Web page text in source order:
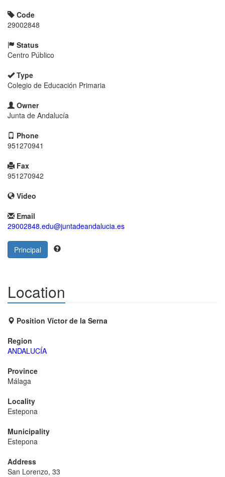
Code
29002848
Status
Centro Público
Type
Colegio de Educación Primaria
Owner
Junta de Andalucía
Phone
951270941
Fax
951270942
Video
Email
29002848.edu@juntadeandalucia.es
Principal
Location
Position Víctor de la Serna
Region
ANDALUCÍA
Province
Málaga
Locality
Estepona
Municipality
Estepona
Address
San Lorenzo, 33